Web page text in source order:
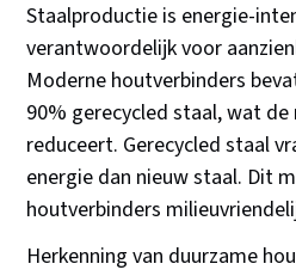
Staalproductie is energie-
verantwoordelijk voor
Moderne houtverbinders
90% gerecycled staal, wat
reduceert. Gerecycled staal
energie dan nieuw staal. Dit
houtverbinders
Herkenning van duurzame